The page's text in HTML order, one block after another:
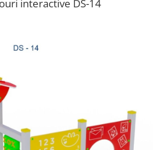
interactive DS-14